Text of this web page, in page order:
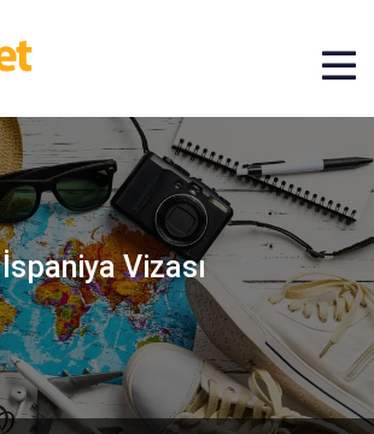
İspaniya Vizası